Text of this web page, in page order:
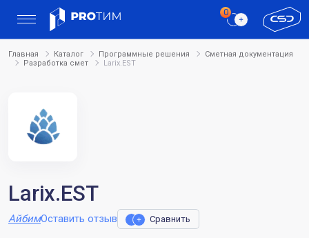
Главная Каталог Программные решения
Сметная документация
Разработка смет
Larix.EST
Larix.EST
АйбимОставить отзыв Сравнить